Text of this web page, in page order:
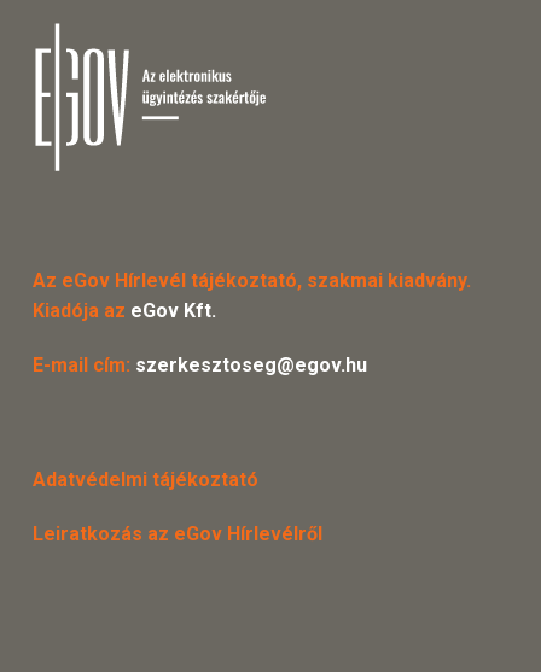
Az eGov Hírlevél tájékoztató, szakmai kiadvány.
Kiadója az eGov Kft.
E-mail cím: szerkesztoseg@egov.hu
Adatvédelmi tájékoztató
Leiratkozás az eGov Hírlevélről